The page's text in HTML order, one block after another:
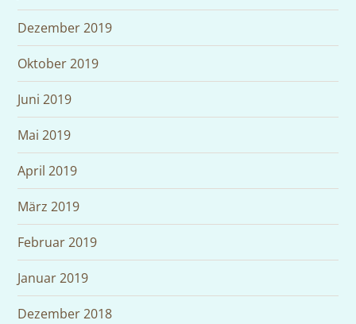
Dezember 2019
Oktober 2019
Juni 2019
Mai 2019
April 2019
März 2019
Februar 2019
Januar 2019
Dezember 2018